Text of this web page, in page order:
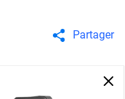
Partager